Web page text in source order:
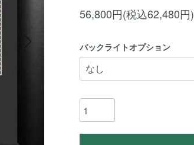
56,800円(税込62,480円)
バックライトオプション